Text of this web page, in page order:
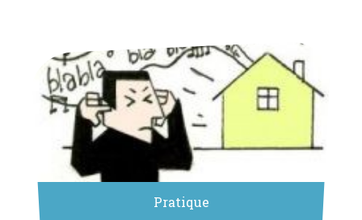
Pratique